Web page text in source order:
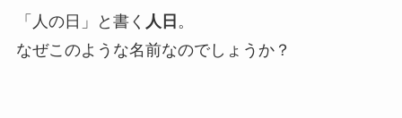
「人の日」と書く 人日 。
なぜこのような名前なのでしょうか？